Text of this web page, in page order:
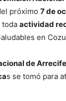
próximo 7 de
toda actividad
en
de
s se tomó para